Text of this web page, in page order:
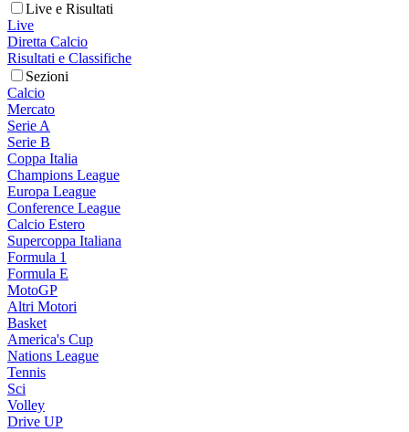
Live e Risultati
Live
Diretta Calcio
Risultati e Classifiche
Sezioni
Calcio
Mercato
Serie A
Serie B
Coppa Italia
Champions League
Europa League
Conference League
Calcio Estero
Supercoppa Italiana
Formula 1
Formula E
MotoGP
Altri Motori
Basket
America's Cup
Nations League
Tennis
Sci
Volley
Drive UP